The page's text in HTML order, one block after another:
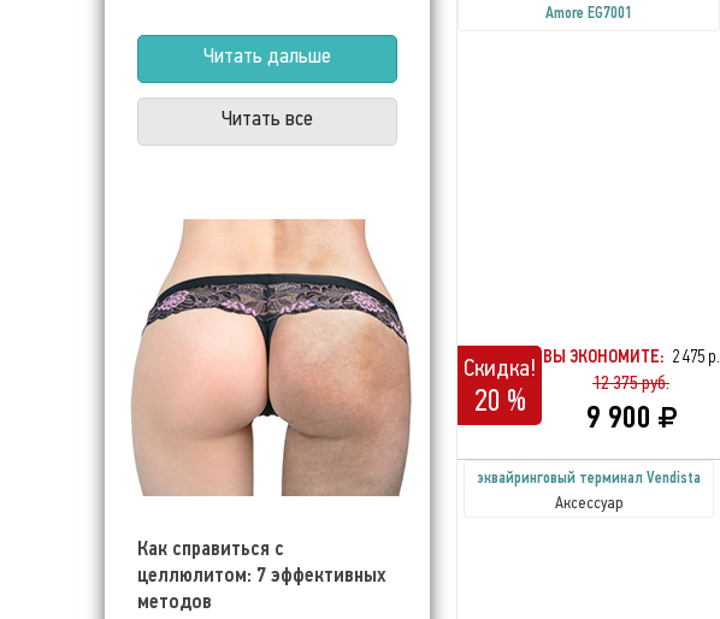
Читать дальше
Читать все
Как справиться с
целлюлитом: 7 эффективных
методов
Amore EG7001
Скидка!
20 %
ВЫ ЭКОНОМИТЕ: 2 475 р.
12 375 руб.
9 900
эквайринговый терминал Vendista
Аксессуар